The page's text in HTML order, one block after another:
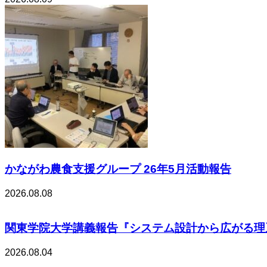
かながわ農食支援グループ 26年5月活動報告
2026.08.08
関東学院大学講義報告『システム設計から広がる
2026.08.04